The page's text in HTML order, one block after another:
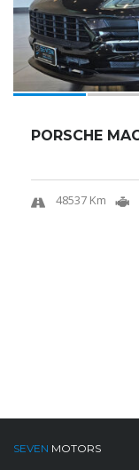
48537 Km
SEVEN MOTORS